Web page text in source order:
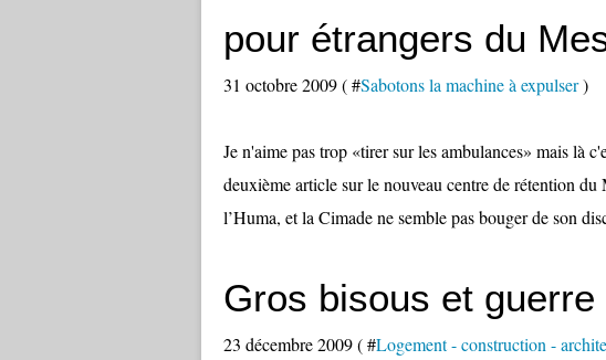
pour étrangers du
31 octobre 2009 ( #Sabotons la machine à expulser)
Je n'aime pas trop «tirer sur les ambulances» mais là
deuxième article sur le nouveau centre de rétention
l’Huma, et la Cimade ne semble pas bouger de son
Gros bisous et guerre
23 décembre 2009 ( #Logement - construction -